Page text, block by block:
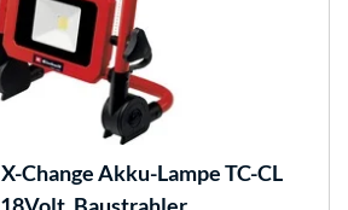
Change Akku-Lampe TC-CL